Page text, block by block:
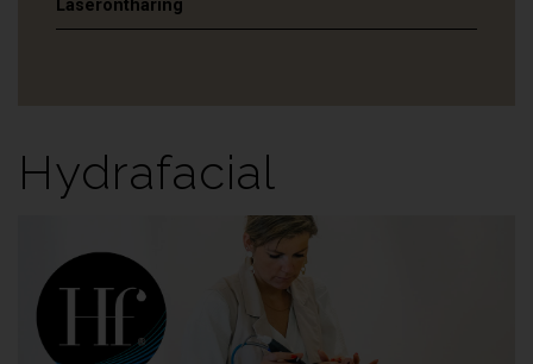
Laserontharing
Hydrafacial